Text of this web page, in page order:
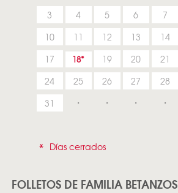
3 4 5 6 7
10 11 12 13 14
17 18 19 20 21
24 25 26 27 28
31
* Días cerrados
FOLLETOS DE FAMILIA BETANZOS